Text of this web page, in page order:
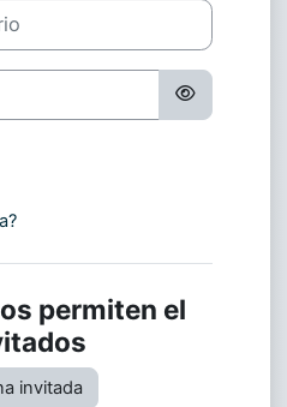
permiten el
invitada